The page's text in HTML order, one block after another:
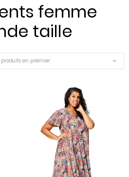
femme
taille
produits en premier